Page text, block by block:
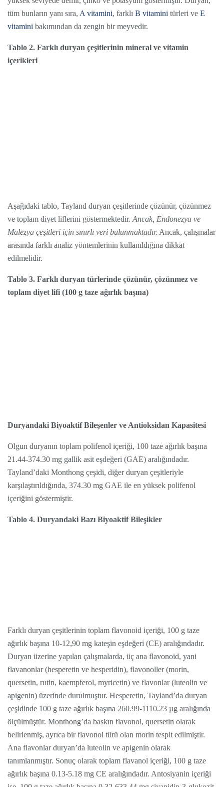
tüm bunların yanı sıra, A vitamini, farklı B vitamini türleri ve E
vitamini bakımından da zengin bir meyvedir.
Tablo 2. Farklı duryan çeşitlerinin mineral ve vitamin
içerikleri
Aşağıdaki tablo, Tayland duryan çeşitlerinde çözünür, çözünmez
ve toplam diyet liflerini göstermektedir. Ancak, Endonezya ve
Malezya çeşitleri için sınırlı veri bulunmaktadır. Ancak, çalışmalar
arasında farklı analiz yöntemlerinin kullanıldığına dikkat
edilmelidir.
Tablo 3. Farklı duryan türlerinde çözünür, çözünmez ve
toplam diyet lifi (100 g taze ağırlık başına)
Duryandaki Biyoaktif Bileşenler ve Antioksidan Kapasitesi
Olgun duryanın toplam polifenol içeriği, 100 taze ağırlık başına
21.44-374.30 mg gallik asit eşdeğeri (GAE) aralığındadır.
Tayland’daki Monthong çeşidi, diğer duryan çeşitleriyle
karşılaştırıldığında, 374.30 mg GAE ile en yüksek polifenol
içeriğini göstermiştir.
Tablo 4. Duryandaki Bazı Biyoaktif Bileşikler
Farklı duryan çeşitlerinin toplam flavonoid içeriği, 100 g taze
ağırlık başına 10-12,90 mg kateşin eşdeğeri (CE) aralığındadır.
Duryan üzerine yapılan çalışmalarda, üç ana flavonoid, yani
flavanonlar (hesperetin ve hesperidin), flavonoller (morin,
quersetin, rutin, kaempferol, myricetin) ve flavonlar (luteolin ve
apigenin) üzerinde durulmuştur. Hesperetin, Tayland’da duryan
çeşidinde 100 g taze ağırlık başına 260.99-1110.23 µg aralığında
ölçülmüştür. Monthong’da baskın flavonol, quersetin olarak
belirlenmiş, ayrıca bir flavonol türü olan morin tespit edilmiştir.
Ana flavonlar duryan’da luteolin ve apigenin olarak
tanımlanmıştır. Sonuç olarak toplam flavanol içeriği, 100 g taze
ağırlık başına 0.13-5.18 mg CE aralığındadır. Antosiyanin içeriği